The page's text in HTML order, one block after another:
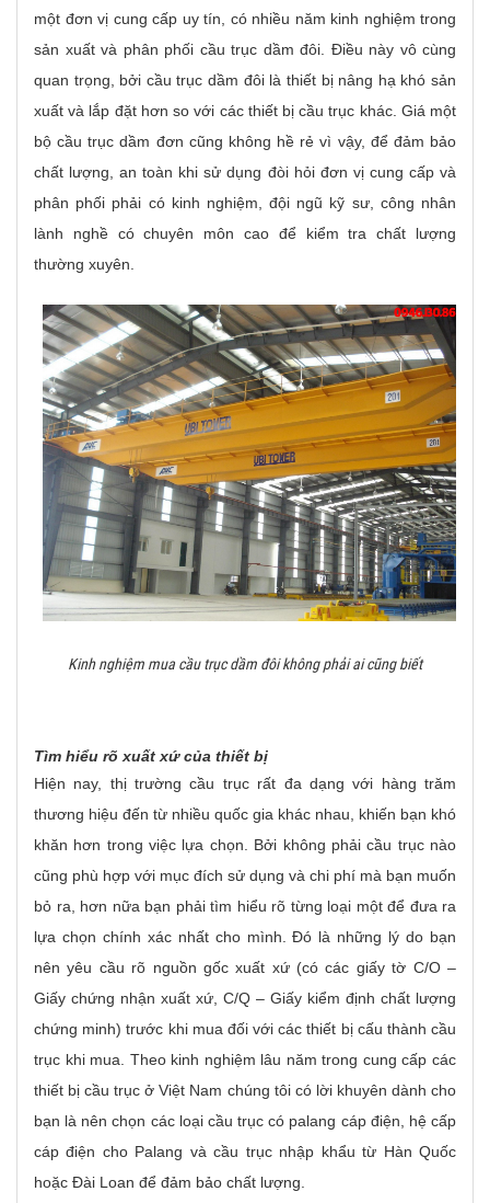
một đơn vị cung cấp uy tín, có nhiều năm kinh nghiệm trong
sản xuất và phân phối cầu trục dầm đôi. Điều này vô cùng
quan trọng, bởi cầu trục dầm đôi là thiết bị nâng hạ khó sản
xuất và lắp đặt hơn so với các thiết bị cầu trục khác. Giá một
bộ cầu trục dầm đơn cũng không hề rẻ vì vậy, để đảm bảo
chất lượng, an toàn khi sử dụng đòi hỏi đơn vị cung cấp và
phân phối phải có kinh nghiệm, đội ngũ kỹ sư, công nhân
lành nghề có chuyên môn cao để kiểm tra chất lượng
thường xuyên.
Kinh nghiệm mua cầu trục dầm đôi không phải ai cũng biết
Tìm hiểu rõ xuất xứ của thiết bị
Hiện nay, thị trường cầu trục rất đa dạng với hàng trăm
thương hiệu đến từ nhiều quốc gia khác nhau, khiến bạn khó
khăn hơn trong việc lựa chọn. Bởi không phải cầu trục nào
cũng phù hợp với mục đích sử dụng và chi phí mà bạn muốn
bỏ ra, hơn nữa bạn phải tìm hiểu rõ từng loại một để đưa ra
lựa chọn chính xác nhất cho mình. Đó là những lý do bạn
nên yêu cầu rõ nguồn gốc xuất xứ (có các giấy tờ C/O –
Giấy chứng nhận xuất xứ, C/Q – Giấy kiểm định chất lượng
chứng minh) trước khi mua đối với các thiết bị cấu thành cầu
trục khi mua. Theo kinh nghiệm lâu năm trong cung cấp các
thiết bị cầu trục ở Việt Nam chúng tôi có lời khuyên dành cho
bạn là nên chọn các loại cầu trục có palang cáp điện, hệ cấp
cáp điện cho Palang và cầu trục nhập khẩu từ Hàn Quốc
hoặc Đài Loan để đảm bảo chất lượng.